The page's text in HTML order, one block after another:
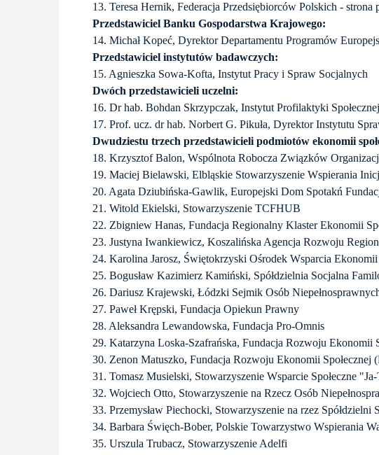
13. Teresa Hernik, Federacja Przedsiębiorców Polskich - strona
Przedstawiciel Banku Gospodarstwa Krajowego:
14. Michał Kopeć, Dyrektor Departamentu Programów
Przedstawiciel instytutów badawczych:
15. Agnieszka Sowa-Kofta, Instytut Pracy i Spraw Socjalnych
Dwóch przedstawicieli uczelni:
16. Dr hab. Bohdan Skrzypczak, Instytut Profilaktyki
17. Prof. ucz. dr hab. Norbert G. Pikuła, Dyrektor Instytutu
Dwudziestu trzech przedstawicieli podmiotów ekonomii
18. Krzysztof Balon, Wspólnota Robocza Związków
19. Maciej Bielawski, Elbląskie Stowarzyszenie Wspierania
20. Agata Dziubińska-Gawlik, Europejski Dom Spotakń
21. Witold Ekielski, Stowarzyszenie TCFHUB
22. Zbigniew Hanas, Fundacja Regionalny Klaster Ekonomii
23. Justyna Iwankiewicz, Koszalińska Agencja Rozwoju
24. Karolina Jarosz, Świętokrzyski Ośrodek Wsparcia Ekonomii
25. Bogusław Kazimierz Kamiński, Spółdzielnia Socjalna
26. Dariusz Krajewski, Łódzki Sejmik Osób
27. Paweł Krępski, Fundacja Opiekun Prawny
28. Aleksandra Lewandowska, Fundacja Pro-Omnis
29. Katarzyna Loska-Szafrańska, Fundacja Rozwoju Ekonomii
30. Zenon Matuszko, Fundacja Rozwoju Ekonomii Społecznej
31. Tomasz Musielski, Stowarzyszenie Wsparcie Społeczne
32. Wojciech Otto, Stowarzyszenie na Rzecz Osób
33. Przemysław Piechocki, Stowarzyszenie na rzez Spółdzielni
34. Barbara Święch-Bober, Polskie Towarzystwo Wspierania
35. Urszula Trubacz, Stowarzyszenie Adelfi